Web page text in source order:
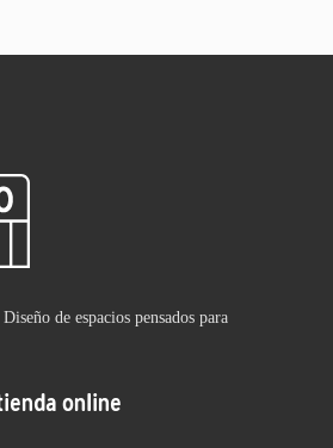
de espacios pensados para
online